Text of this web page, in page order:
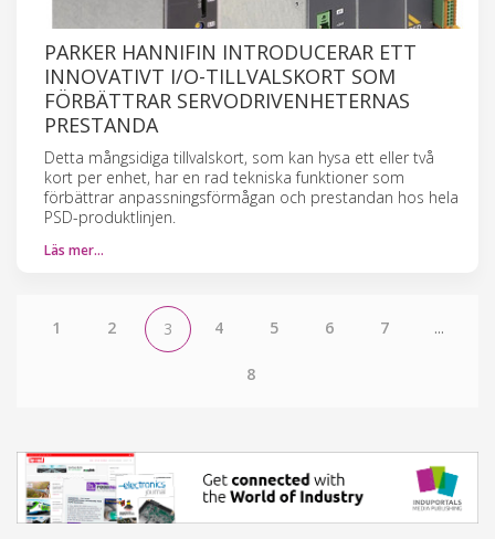
PARKER HANNIFIN INTRODUCERAR ETT
INNOVATIVT I/O-TILLVALSKORT SOM
FÖRBÄTTRAR SERVODRIVENHETERNAS
PRESTANDA
Detta mångsidiga tillvalskort, som kan hysa ett eller två
kort per enhet, har en rad tekniska funktioner som
förbättrar anpassningsförmågan och prestandan hos hela
PSD-produktlinjen.
Läs mer…
1 2 3 4 5 6 7 ...
8